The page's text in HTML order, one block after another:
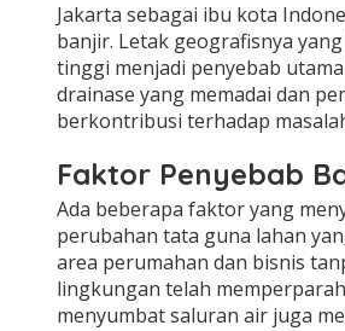
Jakarta sebagai ibu kota
banjir. Letak geografisnya
tinggi menjadi penyebab
drainase yang memadai dan
berkontribusi terhadap
Faktor Penyebab
Ada beberapa faktor yang
perubahan tata guna lahan
area perumahan dan bisnis
lingkungan telah
menyumbat saluran air juga